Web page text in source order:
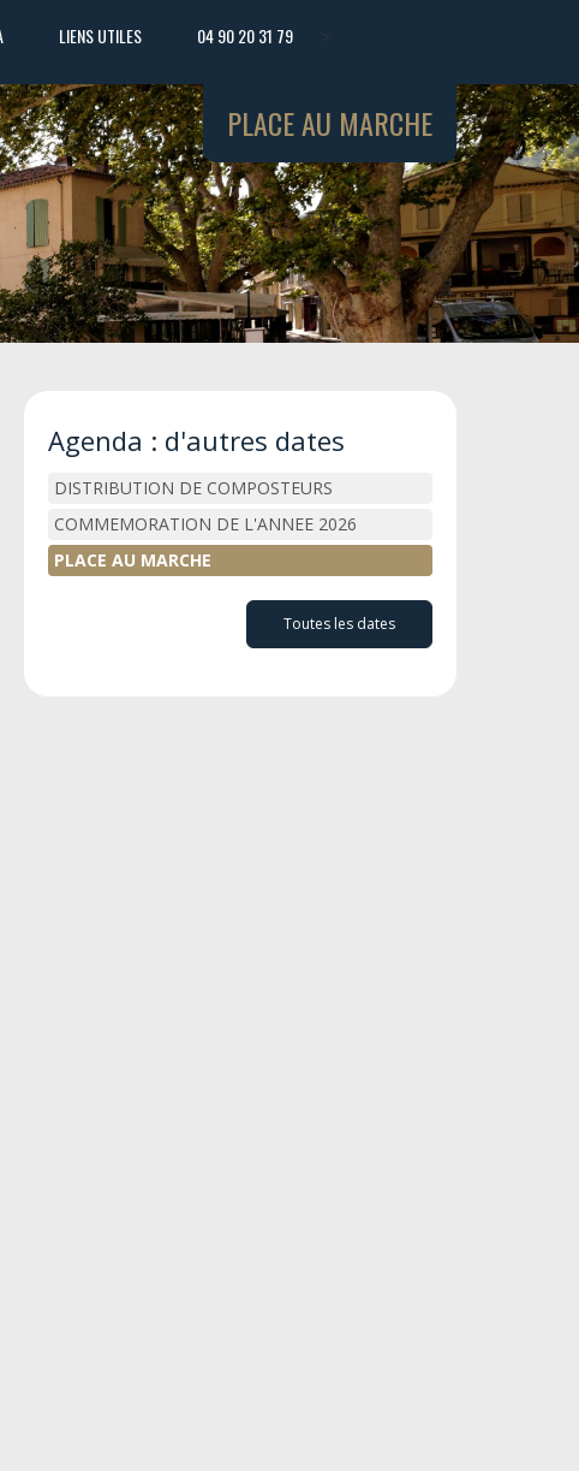
>
LIENS UTILES 04 90 20 31 79
PLACE AU MARCHE
Agenda : d'autres dates
DISTRIBUTION DE COMPOSTEURS
COMMEMORATION DE L'ANNEE 2026
PLACE AU MARCHE
Toutes les dates